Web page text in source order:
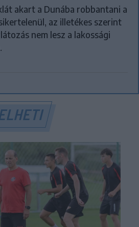
akart a Dunába robbantani a
az illetékes szerint
nem lesz a lakossági